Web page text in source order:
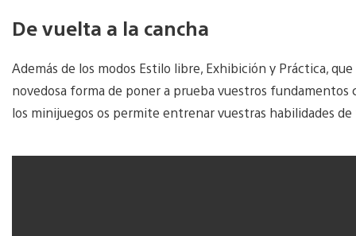
De vuelta a la cancha
Además de los modos Estilo libre, Exhibición y Práctica,
novedosa forma de poner a prueba vuestros fundamentos
los minijuegos os permite entrenar vuestras habilidades